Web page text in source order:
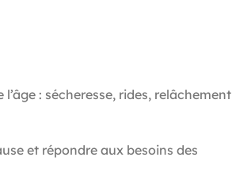
: sécheresse, rides, relâchement
et répondre aux besoins des